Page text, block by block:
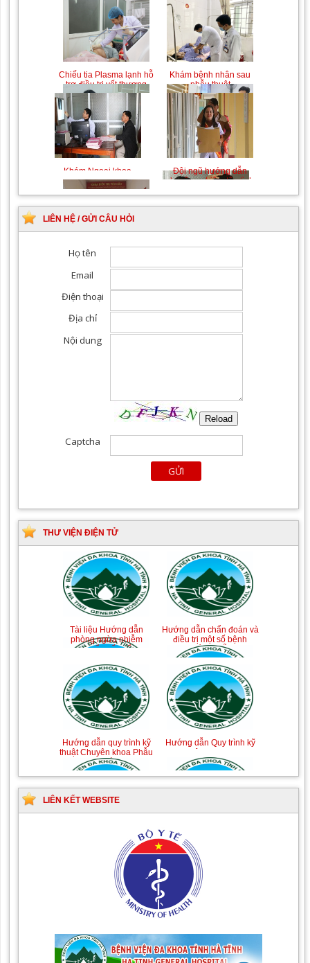
Chiếu tia Plasma lạnh hỗ
trợ điều trị vết thương
Khám bệnh nhân sau
phẫu thuật
Khám Ngoại khoa
Đội ngũ hướng dẫn
chuyên nghiệp, tận tình
LIÊN HỆ / GỬI CÂU HỎI
THƯ VIỆN ĐIỆN TỬ
Tài liệu Hướng dẫn
phòng ngừa nhiễm
khuẩn vết mổ
Hướng dẫn chẩn đoán và
điều trị một số bệnh
truyền nhiễm
Hướng dẫn quy trình kỹ
thuật Chuyên khoa Phẫu
thuật Tiết niệu
Hướng dẫn Quy trình kỹ
LIÊN KẾT WEBSITE